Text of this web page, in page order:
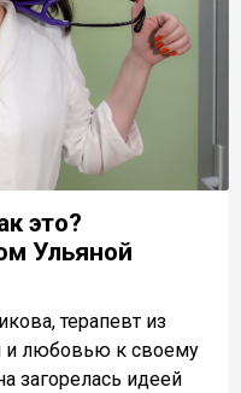
это?
Ульяной
терапевт из
и любовью к своему
загорелась идеей